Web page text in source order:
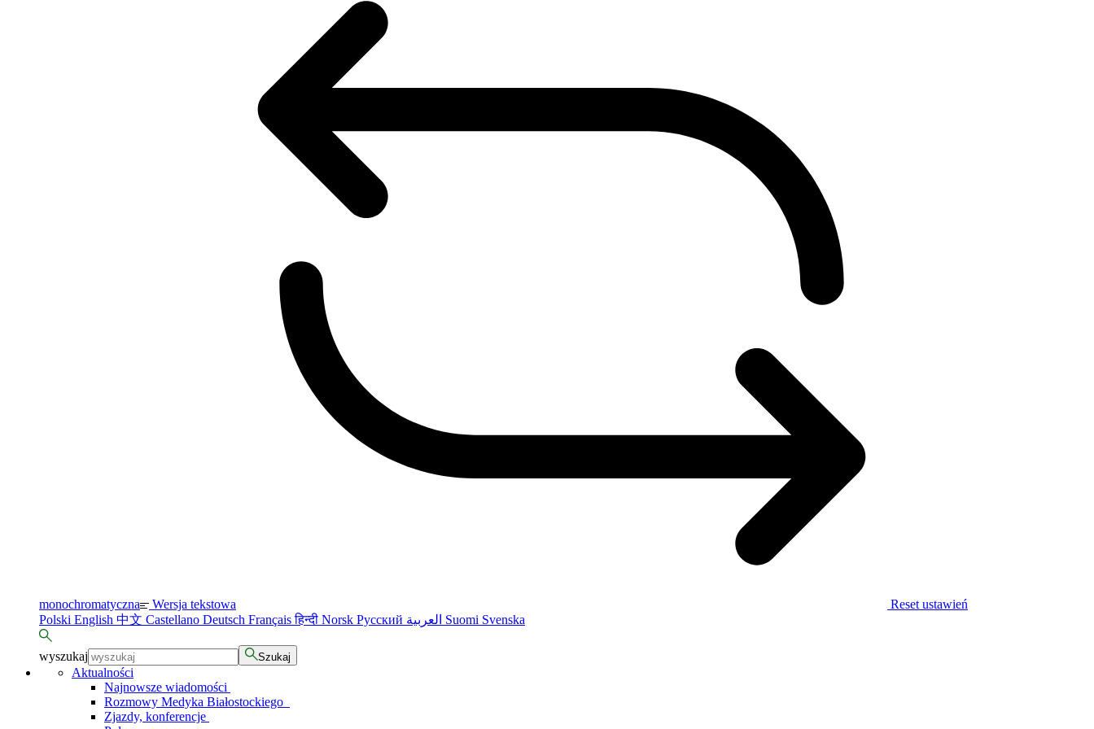
monochromatyczna Wersja tekstowa
Reset ustawień
Polski English 中文 Castellano Deutsch Françaisहिन्दी Norsk Русский Suomi Svenska
wyszukaj Szukaj
Aktualności
Najnowsze wiadomości
Rozmowy Medyka Białostockiego
Zjazdy, konferencje